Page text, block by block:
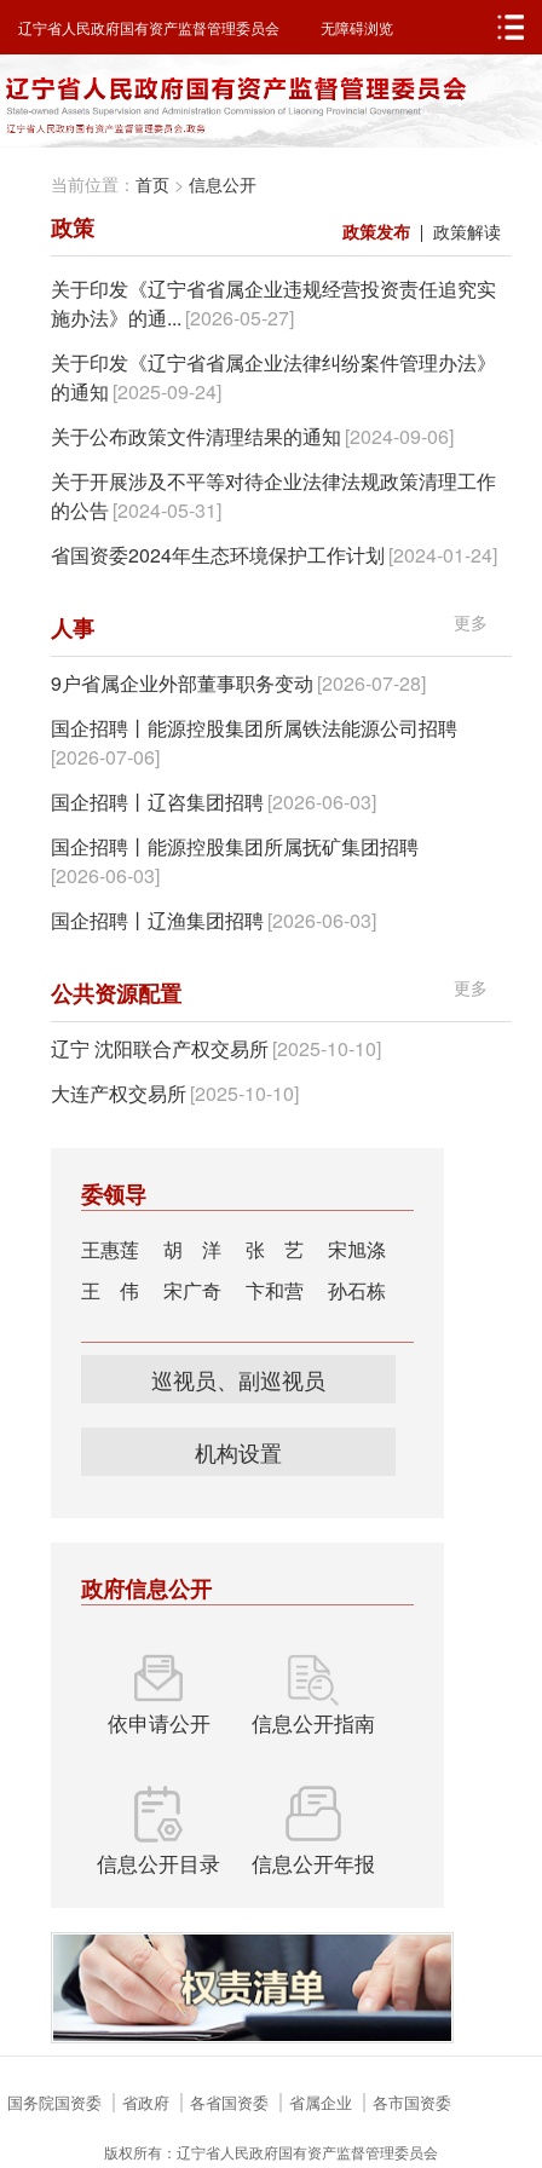
辽宁省人民政府 邮箱系统 无障碍浏览
辽宁省人民政府国有资产监督管理委员会 无障碍浏览
当前位置： 首页 > 信息公开
政策 政策发布 政策解读
关于印发《辽宁省省属企业违规经营投资责任追究实
施办法》的通... [2026-05-27]
关于印发《辽宁省省属企业法律纠纷案件管理办法》
的通知 [2025-09-24]
关于公布政策文件清理结果的通知 [2024-09-06]
关于开展涉及不平等对待企业法律法规政策清理工作
的公告[2024-05-31]
省国资委2024年生态环境保护工作计划 [2024-01-24]
人事 更多
9户省属企业外部董事职务变动 [2026-07-28]
国企招聘丨能源控股集团所属铁法能源公司招聘
[2026-07-06]
国企招聘丨辽咨集团招聘[2026-06-03]
国企招聘丨能源控股集团所属抚矿集团招聘
[2026-06-03]
国企招聘丨辽渔集团招聘[2026-06-03]
公共资源配置 更多
辽宁 沈阳联合产权交易所[2025-10-10]
大连产权交易所[2025-10-10]
委领导
王惠莲 胡 洋 张 艺
宋旭涤
王 伟
宋广奇 卞和营 孙石栋
巡视员、副巡视员
机构设置
政府信息公开
依申请公开 信息公开指南
信息公开目录 信息公开年报
国务院国资委 省政府 各省国资委 省属企业 各市国资委
版权所有：辽宁省人民政府国有资产监督管理委员会